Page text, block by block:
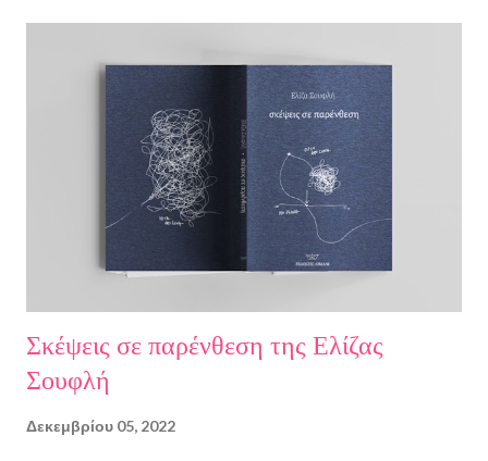
Σκέψεις σε παρένθεση της Ελίζας
Σουφλή
Δεκεμβρίου 05, 2022